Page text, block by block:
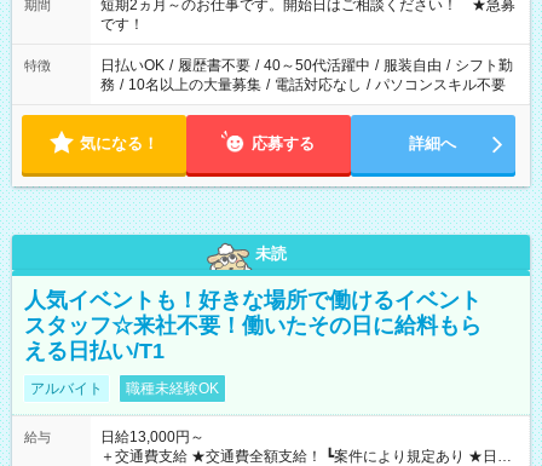
い。
期間
短期2ヵ月～のお仕事です。開始日はご相談ください！ ★急募
です！
特徴 日払いOK / 履歴書不要 / 40～50代活躍中 / 服装自由 / シフト勤
務 / 10名以上の大量募集 / 電話対応なし / パソコンスキル不要
気になる！ 応募する 詳細へ
未読
人気イベントも！好きな場所で働けるイベント
スタッフ☆来社不要！働いたその日に給料もら
える日払い/T1
アルバイト 職種未経験OK
給与
日給13,000円～
＋交通費支給 ★交通費全額支給！ ┗案件により規定あり ★日払